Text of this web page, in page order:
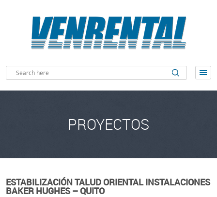
PROYECTOS
ESTABILIZACIÓN TALUD ORIENTAL INSTALACIONES
BAKER HUGHES – QUITO